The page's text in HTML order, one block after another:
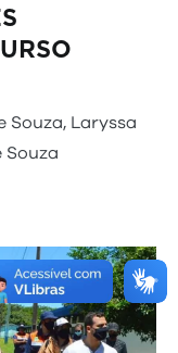
Souza, Laryssa
Souza